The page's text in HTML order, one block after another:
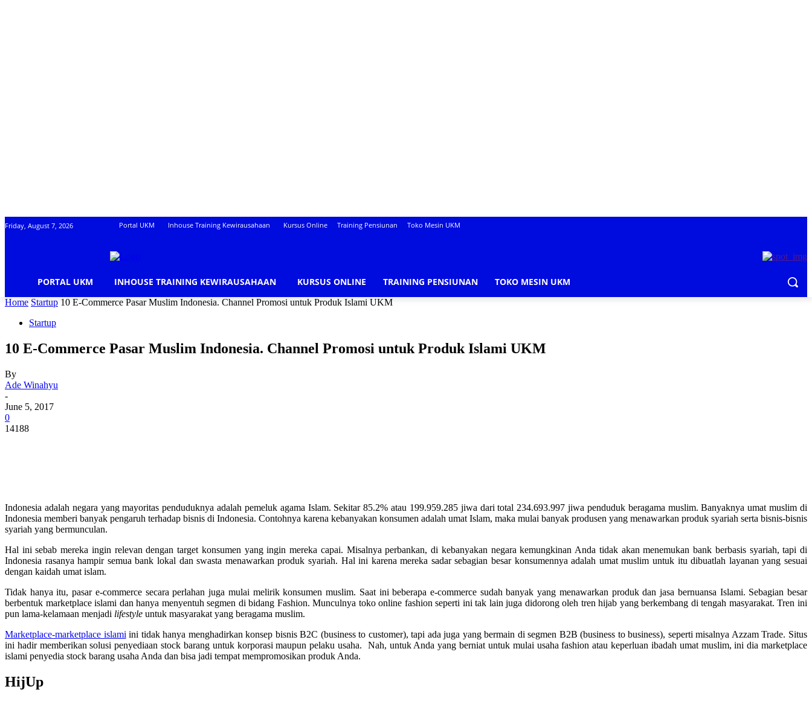
Friday, August 7, 2026 Portal UKM Inhouse Training Kewirausahaan Kursus Online Training Pensiunan Toko Mesin UKM
PORTAL UKM INHOUSE TRAINING KEWIRAUSAHAAN KURSUS ONLINE TRAINING PENSIUNAN TOKO MESIN UKM
Home Startup 10 E-Commerce Pasar Muslim Indonesia. Channel Promosi untuk Produk Islami UKM
Startup
10 E-Commerce Pasar Muslim Indonesia. Channel Promosi untuk Produk Islami UKM
By
Ade Winahyu
-
June 5, 2017
0
14188
Indonesia adalah negara yang mayoritas penduduknya adalah pemeluk agama Islam. Sekitar 85.2% atau 199.959.285 jiwa dari total 234.693.997 jiwa penduduk beragama muslim. Banyaknya umat muslim di
Indonesia memberi banyak pengaruh terhadap bisnis di Indonesia. Contohnya karena kebanyakan konsumen adalah umat Islam, maka mulai banyak produsen yang menawarkan produk syariah serta bisnis-bisnis
syariah yang bermunculan.
Hal ini sebab mereka ingin relevan dengan target konsumen yang ingin mereka capai. Misalnya perbankan, di kebanyakan negara kemungkinan Anda tidak akan menemukan bank berbasis syariah, tapi di
Indonesia rasanya hampir semua bank lokal dan swasta menawarkan produk syariah. Hal ini karena mereka sadar sebagian besar konsumennya adalah umat muslim untuk itu dibuatlah layanan yang sesuai
dengan kaidah umat islam.
Tidak hanya itu, pasar e-commerce secara perlahan juga mulai melirik konsumen muslim. Saat ini beberapa e-commerce sudah banyak yang menawarkan produk dan jasa bernuansa Islami. Sebagian besar
berbentuk marketplace islami dan hanya menyentuh segmen di bidang Fashion. Munculnya toko online fashion seperti ini tak lain juga didorong oleh tren hijab yang berkembang di tengah masyarakat. Tren ini
pun lama-kelamaan menjadi lifestyle untuk masyarakat yang beragama muslim.
Marketplace-marketplace islami ini tidak hanya menghadirkan konsep bisnis B2C (business to customer), tapi ada juga yang bermain di segmen B2B (business to business), seperti misalnya Azzam Trade. Situs
ini hadir memberikan solusi penyediaan stock barang untuk korporasi maupun pelaku usaha. Nah, untuk Anda yang berniat untuk mulai usaha fashion atau keperluan ibadah umat muslim, ini dia marketplace
islami penyedia stock barang usaha Anda dan bisa jadi tempat mempromosikan produk Anda.
HijUp